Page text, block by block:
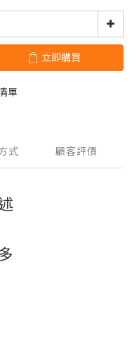
立即購買
單
式 顧客評價